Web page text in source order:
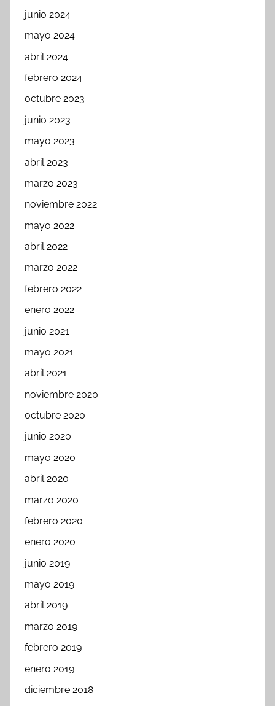
junio 2024
mayo 2024
abril 2024
febrero 2024
octubre 2023
junio 2023
mayo 2023
abril 2023
marzo 2023
noviembre 2022
mayo 2022
abril 2022
marzo 2022
febrero 2022
enero 2022
junio 2021
mayo 2021
abril 2021
noviembre 2020
octubre 2020
junio 2020
mayo 2020
abril 2020
marzo 2020
febrero 2020
enero 2020
junio 2019
mayo 2019
abril 2019
marzo 2019
febrero 2019
enero 2019
diciembre 2018